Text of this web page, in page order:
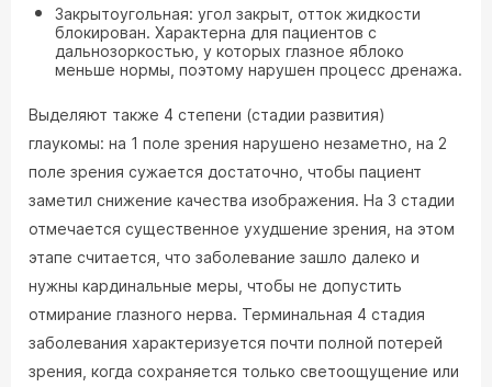
Закрытоугольная: угол закрыт, отток жидкости
блокирован. Характерна для пациентов с
дальнозоркостью, у которых глазное яблоко
меньше нормы, поэтому нарушен процесс дренажа.
Выделяют также 4 степени (стадии развития)
глаукомы: на 1 поле зрения нарушено незаметно, на 2
поле зрения сужается достаточно, чтобы пациент
заметил снижение качества изображения. На 3 стадии
отмечается существенное ухудшение зрения, на этом
этапе считается, что заболевание зашло далеко и
нужны кардинальные меры, чтобы не допустить
отмирание глазного нерва. Терминальная 4 стадия
заболевания характеризуется почти полной потерей
зрения, когда сохраняется только светоощущение или